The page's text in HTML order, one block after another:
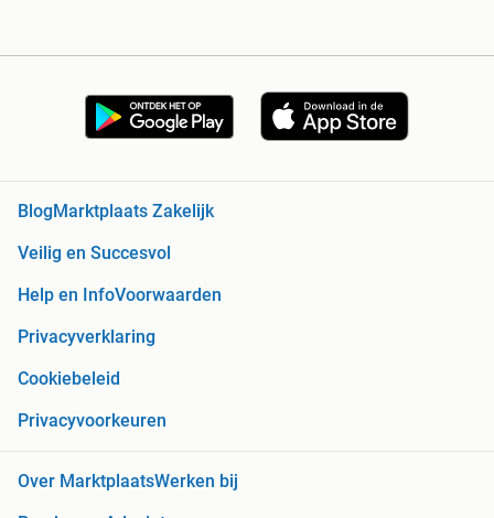
Blog Marktplaats Zakelijk
Veilig en Succesvol
Help en InfoVoorwaarden
Privacyverklaring
Cookiebeleid
Privacyvoorkeuren
Over MarktplaatsWerken bij